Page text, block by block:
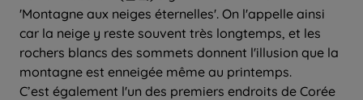
'Montagne aux neiges éternelles'. On l'appelle ainsi
car la neige y reste souvent très longtemps, et les
rochers blancs des sommets donnent l'illusion que la
montagne est enneigée même au printemps.
C’est également l'un des premiers endroits de Corée